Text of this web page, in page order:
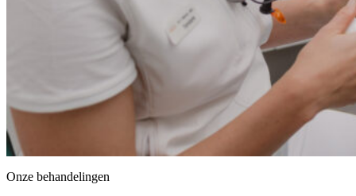
Onze behandelingen